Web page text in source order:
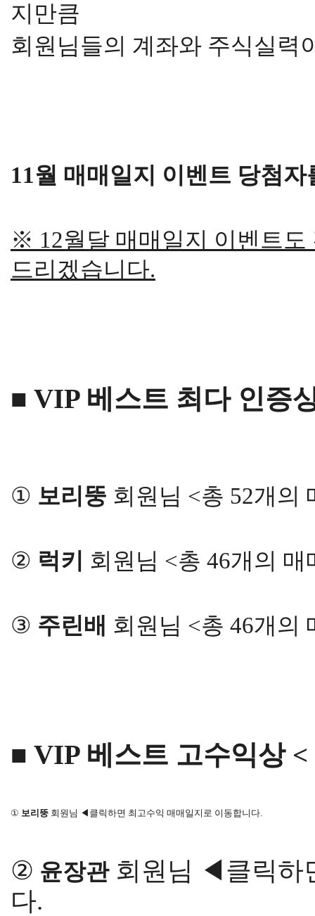
지만큼
회원님들의 계좌와 주식실력
11월 매매일지 이벤트 당첨
※ 12월달 매매일지 이벤트도
드리겠습니다.
■ VIP 베스트 최다 인증
① 보리뚱 회원님 <총 52개의
② 럭키 회원님 <총 46개의 매
③ 주린배 회원님 <총 46개의
■ VIP 베스트 고수익상
① 보리뚱 회원님 ◀클릭하면 최고수익 매매일지로 이동합니다.
② 윤장관회원님 ◀클릭하
다.